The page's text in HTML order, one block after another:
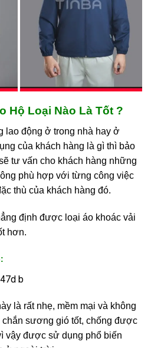
Hộ Loại Nào Là Tốt ?
lao động ở trong nhà hay ở
của khách hàng là gì thì bảo
tư vấn cho khách hàng những
phù hợp với từng công việc
thù của khách hàng đó.
định được loại áo khoác vải
hơn.
là rất nhẹ, mềm mại và không
chắn sương gió tốt, chống được
vậy được sử dụng phổ biến